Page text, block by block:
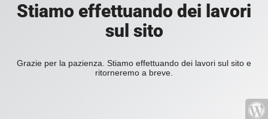
Stiamo effettuando dei lavori
sul sito
Grazie per la pazienza. Stiamo effettuando dei lavori sul sito e
ritorneremo a breve.